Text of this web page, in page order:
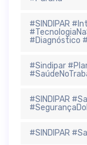
#SINDIPAR
#Diagnóstico
#Sindipar
#SINDIPAR
#SINDIPAR